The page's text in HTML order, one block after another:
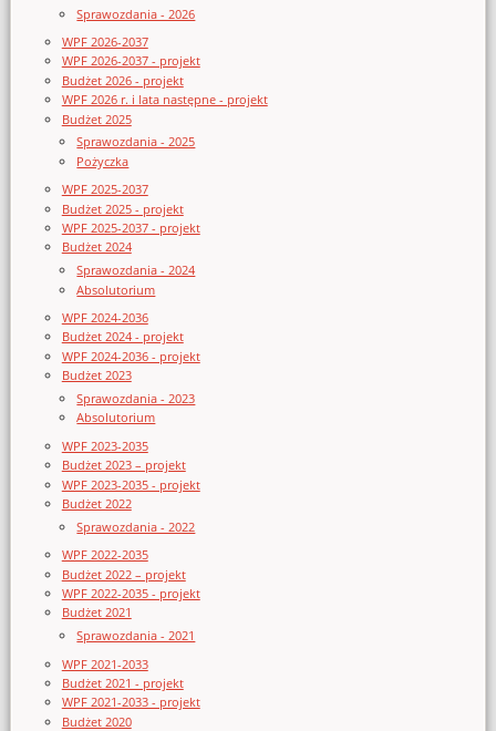
Sprawozdania - 2026
WPF 2026-2037
WPF 2026-2037 - projekt
Budżet 2026 - projekt
WPF 2026 r. i lata następne - projekt
Budżet 2025
Sprawozdania - 2025
Pożyczka
WPF 2025-2037
Budżet 2025 - projekt
WPF 2025-2037 - projekt
Budżet 2024
Sprawozdania - 2024
Absolutorium
WPF 2024-2036
Budżet 2024 - projekt
WPF 2024-2036 - projekt
Budżet 2023
Sprawozdania - 2023
Absolutorium
WPF 2023-2035
Budżet 2023 – projekt
WPF 2023-2035 - projekt
Budżet 2022
Sprawozdania - 2022
WPF 2022-2035
Budżet 2022 – projekt
WPF 2022-2035 - projekt
Budżet 2021
Sprawozdania - 2021
WPF 2021-2033
Budżet 2021 - projekt
WPF 2021-2033 - projekt
Budżet 2020